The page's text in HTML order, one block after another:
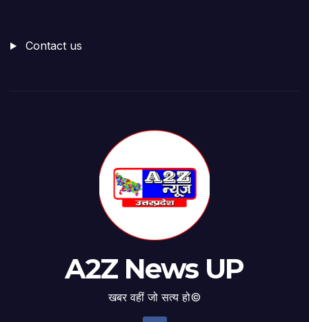
Contact us
A2Z News UP
खबर वहीं जो सत्य हो©